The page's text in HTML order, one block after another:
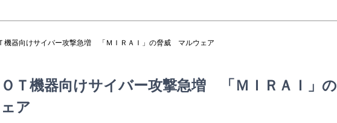
機器向けサイバー攻撃急増 「ＭＩＲＡＩ」の脅威 マルウェア
ＯＴ機器向けサイバー攻撃急増 「ＭＩＲＡＩ」の
ア